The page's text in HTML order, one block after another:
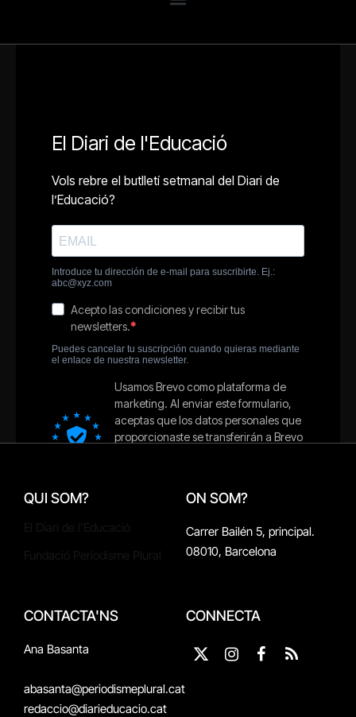
QUI SOM? ON SOM?
Carrer Bailén 5, principal.
08010, Barcelona
CONTACTA'NS
Ana Basanta
abasanta@periodismeplural.cat
redaccio@diarieducacio.cat
CONNECTA
X
InstagramFacebook
RSS